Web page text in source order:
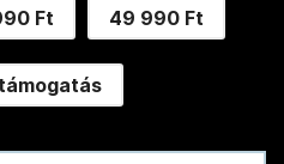
Ft 49 990 Ft